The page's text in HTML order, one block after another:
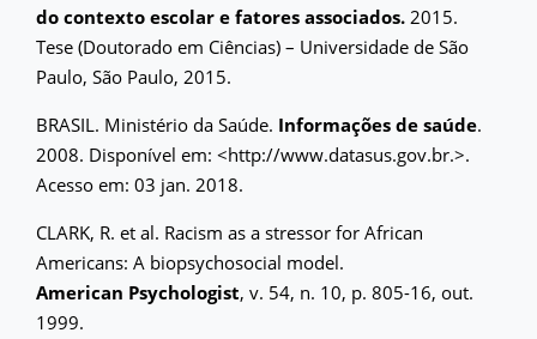
do contexto escolar e fatores associados. 2015.
Tese (Doutorado em Ciências) – Universidade de São
Paulo, São Paulo, 2015.
BRASIL. Ministério da Saúde. Informações de saúde.
2008. Disponível em: <http://www.datasus.gov.br.>.
Acesso em: 03 jan. 2018.
CLARK, R. et al. Racism as a stressor for African
Americans: A biopsychosocial model.
American Psychologist, v. 54, n. 10, p. 805-16, out.
1999.